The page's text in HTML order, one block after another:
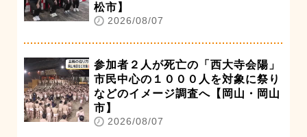
松市】
2026/08/07
参加者２人が死亡の「西大寺会陽」
市民中心の１０００人を対象に祭り
などのイメージ調査へ【岡山・岡山
市】
2026/08/07